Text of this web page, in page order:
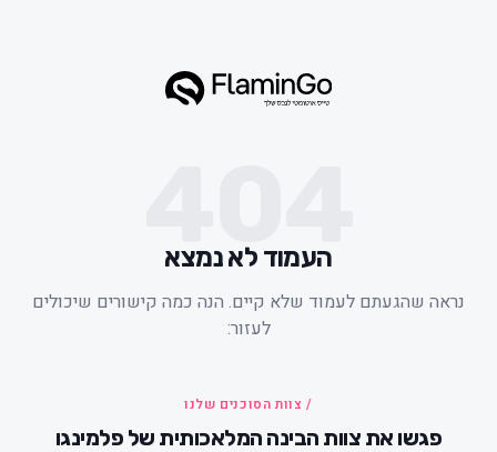
העמוד לא נמצא
שהגעתם לעמוד שלא קיים. הנה כמה קישורים שיכולים
לעזור:
/ צוות הסוכנים שלנו
פגשו את צוות הבינה המלאכותית של פלמינגו